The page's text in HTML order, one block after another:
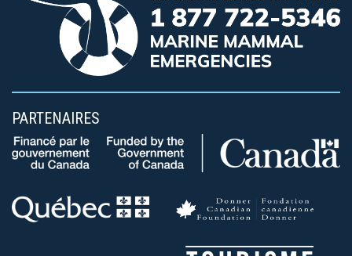
PARTENAIRES